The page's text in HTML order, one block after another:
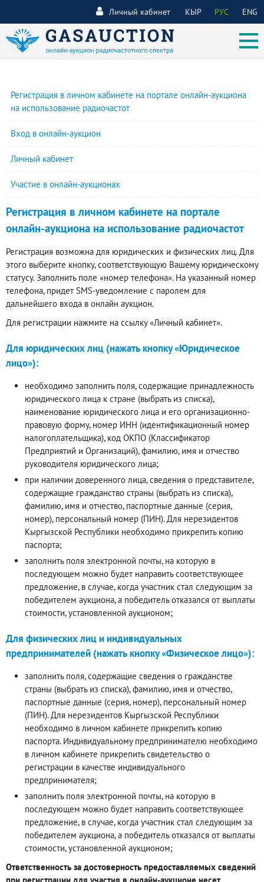
КЫР РУС ENG
Личный кабинет
Регистрация в личном кабинете на портале онлайн-аукциона
на использование радиочастот
Вход в онлайн-аукцион
Личный кабинет
Участие в онлайн-аукционах
Регистрация в личном кабинете на портале
онлайн-аукциона на использование радиочастот
Регистрация возможна для юридических и физических лиц. Для
этого выберите кнопку, соответствующую Вашему юридическому
статусу. Заполнить поле «номер телефона». На указанный номер
телефона, придет SMS-уведомление с паролем для
дальнейшего входа в онлайн аукцион.
Для регистрации нажмите на ссылку «Личный кабинет».
Для юридических лиц (нажать кнопку «Юридическое
лицо»):
необходимо заполнить поля, содержащие принадлежность
юридического лица к стране (выбрать из списка),
наименование юридического лица и его организационно-
правовую форму, номер ИНН (идентификационный номер
налогоплательщика), код ОКПО (Классификатор
Предприятий и Организаций), фамилию, имя и отчество
руководителя юридического лица;
при наличии доверенного лица, сведения о представителе,
содержащие гражданство страны (выбрать из списка),
фамилию, имя и отчество, паспортные данные (серия,
номер), персональный номер (ПИН). Для нерезидентов
Кыргызской Республики необходимо прикрепить копию
паспорта;
заполнить поля электронной почты, на которую в
последующем можно будет направить соответствующее
предложение, в случае, когда участник стал следующим за
победителем аукциона, а победитель отказался от выплаты
стоимости, установленной аукционом;
Для физических лиц и индивидуальных
предпринимателей (нажать кнопку «Физическое лицо»):
заполнить поля, содержащие сведения о гражданстве
страны (выбрать из списка), фамилию, имя и отчество,
паспортные данные (серия, номер), персональный номер
(ПИН). Для нерезидентов Кыргызской Республики
необходимо в личном кабинете прикрепить копию
паспорта. Индивидуальному предпринимателю необходимо
в личном кабинете прикрепить свидетельство о
регистрации в качестве индивидуального
предпринимателя;
заполнить поля электронной почты, на которую в
последующем можно будет направить соответствующее
предложение, в случае, когда участник стал следующим за
победителем аукциона, а победитель отказался от выплаты
стоимости, установленной аукционом;
Ответственность за достоверность предоставляемых сведений